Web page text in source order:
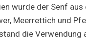
wurde der Senf
Meerrettich und
die